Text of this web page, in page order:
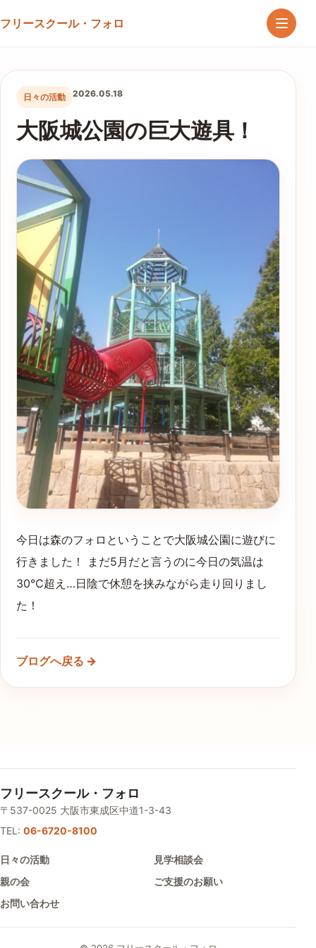
フリースクール・フォロ
日々の活動 2026.05.18
大阪城公園の巨大遊具！
今日は森のフォロということで大阪城公園に遊びに
行きました！ まだ5月だと言うのに今日の気温は
30℃超え…日陰で休憩を挟みながら走り回りまし
た！
ブログへ戻る →
フリースクール・フォロ
〒537-0025 大阪市東成区中道1-3-43
TEL: 06-6720-8100
日々の活動
見学相談会
親の会
ご支援のお願い
お問い合わせ